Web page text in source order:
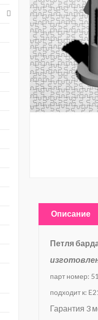
Описание
Петля
парт номер:
подходит к:
Гарантия 3